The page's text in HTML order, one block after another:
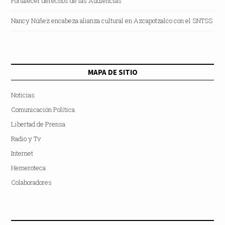
Nancy Núñez encabeza alianza cultural en Azcapotzalco con el SNTSS
MAPA DE SITIO
Noticias
Comunicación Política
Libertad de Prensa
Radio y Tv
Internet
Hemeroteca
Colaboradores